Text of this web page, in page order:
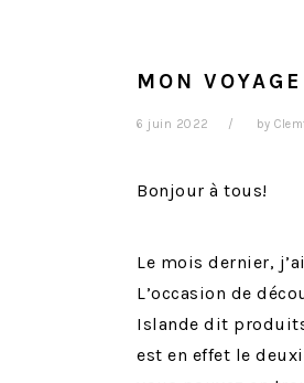
MON
6 juin 2022 by
Bonjour à tous!
Le mois dernier,
L’occasion de
Islande dit
est en effet le